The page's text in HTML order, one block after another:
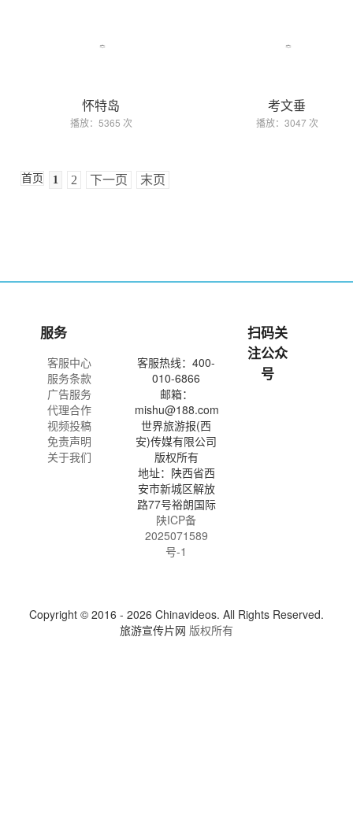
怀特岛
播放：5365 次
考文垂
播放：3047 次
首页 1 2 下一页 末页
服务
客服中心
服务条款
广告服务
代理合作
视频投稿
免责声明
关于我们
客服热线：400-
010-6866
邮箱：
mishu@188.com
世界旅游报(西
安)传媒有限公司
版权所有
地址：陕西省西
安市新城区解放
路77号裕朗国际
陕ICP备
2025071589
号-1
扫码关
注公众
号
Copyright © 2016 - 2026 Chinavideos. All Rights Reserved.
旅游宣传片网 版权所有